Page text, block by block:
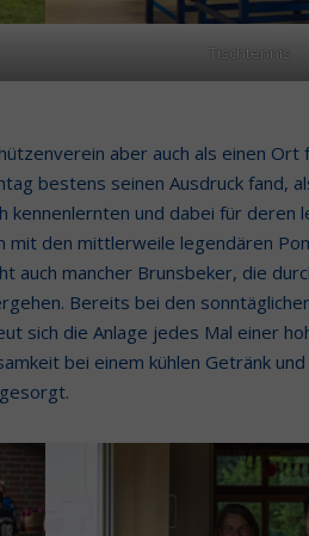
Tischtennis
aber auch als einen Ort
bestens seinen Ausdruck fand,
kennenlernten und dabei für deren
mit den mittlerweile legendären
auch mancher Brunsbeker, die
Bereits bei den
sich die Anlage jedes Mal einer
bei einem kühlen Getränk